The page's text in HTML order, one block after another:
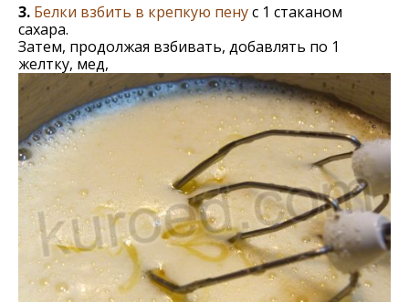
3. Белки взбить в крепкую пенус 1 стаканом
сахара.
Затем, продолжая взбивать, добавлять по 1
желтку, мед,